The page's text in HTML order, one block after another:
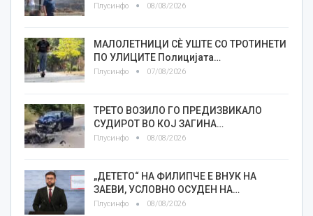
Плусинфо 08/08/2026
МАЛОЛЕТНИЦИ СÈ УШТЕ СО ТРОТИНЕТИ
ПО УЛИЦИТЕ Полицијата…
Плусинфо 07/08/2026
ТРЕТО ВОЗИЛО ГО ПРЕДИЗВИКАЛО
СУДИРОТ ВО КОЈ ЗАГИНА…
Плусинфо 08/08/2026
„ДЕТЕТО“ НА ФИЛИПЧЕ Е ВНУК НА
ЗАЕВИ, УСЛОВНО ОСУДЕН НА…
Плусинфо 08/08/2026